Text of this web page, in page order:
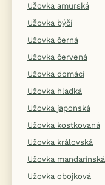
Užovka amurská
Užovka býčí
Užovka černá
Užovka červená
Užovka domácí
Užovka hladká
Užovka japonská
Užovka kostkovaná
Užovka královská
Užovka mandarínská
Užovka obojková